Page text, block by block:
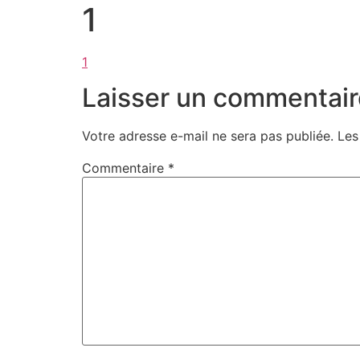
1
1
Laisser un
Votre adresse e-mail ne sera pas publiée.
Commentaire *